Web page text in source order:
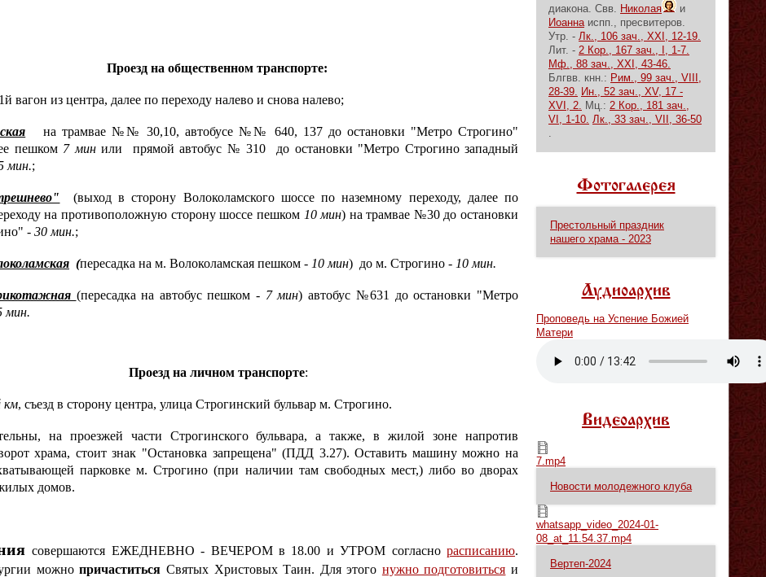
Проезд на общественном транспорте:
1й вагон из центра, далее по переходу налево и снова налево;
на трамвае №№ 30,10, автобусе №№ 640, 137 до остановки "Метро Строгино"
пешком 7 минили прямой автобус № 310 до остановки "Метро Строгино западный
мин.;
(выход в сторону Волоколамского шоссе по наземному переходу, далее по
на противоположную сторону шоссе пешком 10 мин) на трамвае №30 до остановки
- 30 мин.;
(пересадка на м. Волоколамская пешком - 10 мин) до м. Строгино - 10 мин.
(пересадка на автобус пешком - 7 мин) автобус №631 до остановки "Метро
мин.
Проезд на личном транспорте:
км, съезд в сторону центра, улица Строгинский бульвар м. Строгино.
на проезжей части Строгинского бульвара, а также, в жилой зоне напротив
храма, стоит знак "Остановка запрещена" (ПДД 3.27). Оставить машину можно на
парковке м. Строгино (при наличии там свободных мест,) либо во дворах
домов.
совершаются ЕЖЕДНЕВНО - ВЕЧЕРОМ в 18.00 и УТРОМ согласнорасписанию.
можнопричаститься Святых Христовых Таин. Для этого нужно подготовиться и
диакона. Свв. Николая
и
Иоаннаиспп., пресвитеров.
Утр. - Лк., 106 зач., XXI, 12-19.
Лит. - 2 Кор., 167 зач., I, 1-7.
Мф., 88 зач., XXI, 43-46.
Блгвв. кнн.: Рим., 99 зач., VIII,
28-39. Ин., 52 зач., XV, 17 -
XVI, 2. Мц.: 2 Кор., 181 зач.,
VI, 1-10. Лк., 33 зач., VII, 36-50
.
Фотогалерея
Престольный праздник
нашего храма - 2023
Аудиоархив
Проповедь на Успение Божией
Матери
Видеоархив
7.mp4
7.mp4
Новости молодежного клуба
whatsapp_video_2024-01-08_at_11.54.37.mp4
whatsapp_video_2024-01-
08_at_11.54.37.mp4
Вертеп-2024